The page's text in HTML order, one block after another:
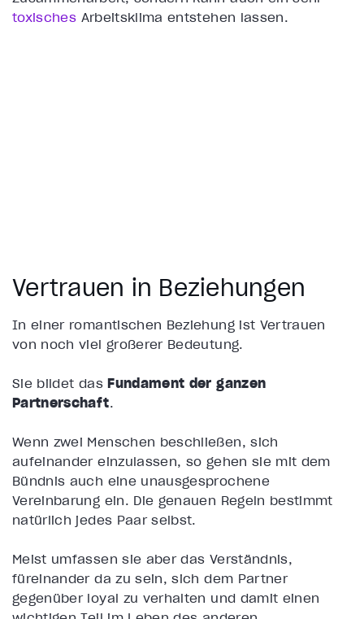
toxisches Arbeitsklima entstehen lassen.
Vertrauen in Beziehungen
In einer romantischen Beziehung ist Vertrauen
von noch viel größerer Bedeutung.
Sie bildet dasFundament der ganzen
Partnerschaft.
Wenn zwei Menschen beschließen, sich
aufeinander einzulassen, so gehen sie mit dem
Bündnis auch eine unausgesprochene
Vereinbarung ein. Die genauen Regeln bestimmt
natürlich jedes Paar selbst.
Meist umfassen sie aber das Verständnis,
füreinander da zu sein, sich dem Partner
gegenüber loyal zu verhalten und damit einen